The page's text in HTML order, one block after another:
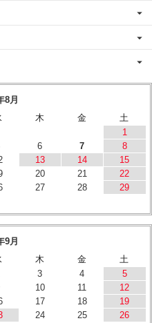
8月
木 金
土
1
6 7
8
13 14
15
20 21
22
27 28
29
9月
木 金
土
3 4
5
10 11
12
17 18
19
24 25
26